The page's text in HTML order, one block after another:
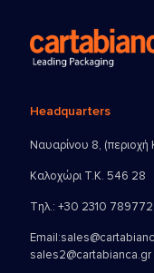
Headquarters
Ναυαρίνου 8,
Καλοχώρι Τ.Κ. 546 28
Τηλ.: +30 2310 789772
Email:
sales2@cartabianca.gr